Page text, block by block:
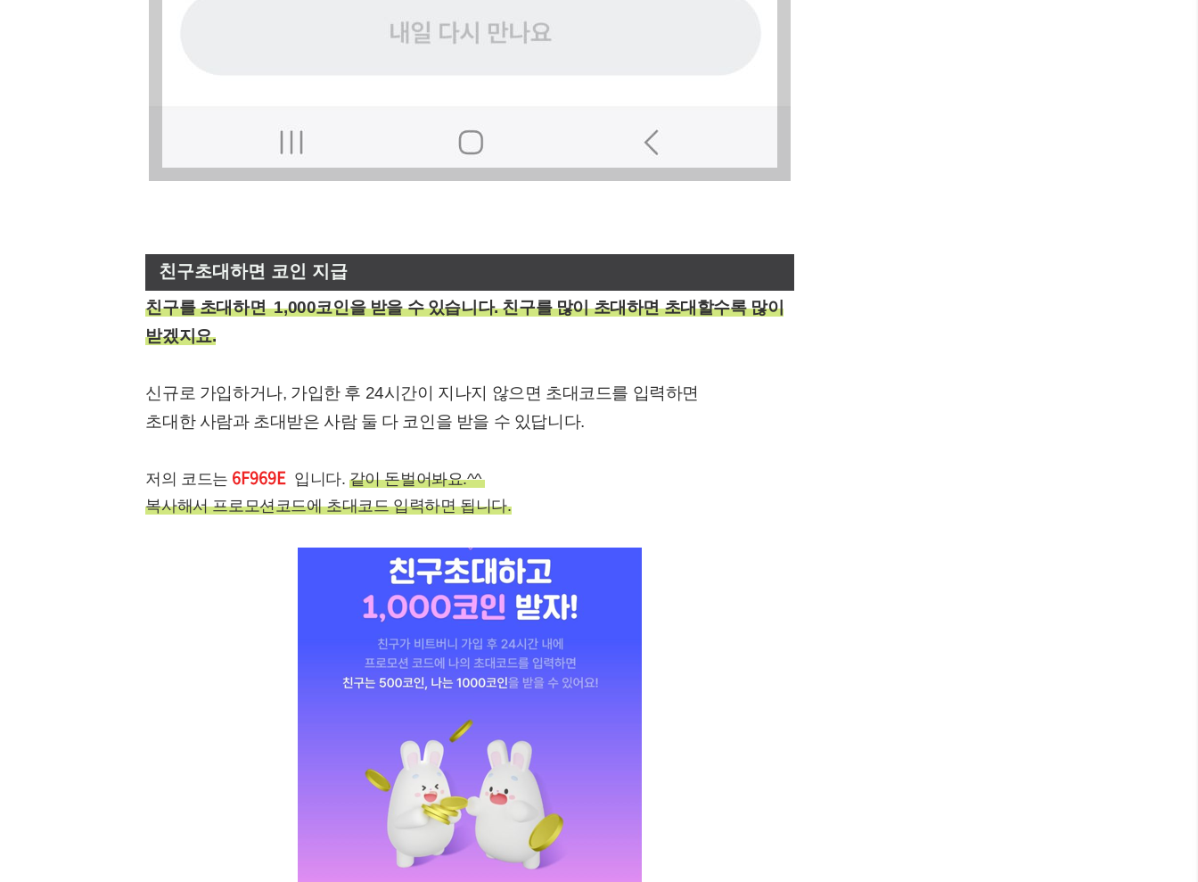
친구초대하면 코인 지급
친구를 초대하면 1,000코인을 받을 수 있습니다. 친구를 많이 초대하면 초대할수록 많이
받겠지요.
신규로 가입하거나, 가입한 후 24시간이 지나지 않으면 초대코드를 입력하면
초대한 사람과 초대받은 사람 둘 다 코인을 받을 수 있답니다.
저의 코드는 6F969E입니다. 같이 돈벌어봐요.^^
복사해서 프로모션코드에 초대코드 입력하면 됩니다.